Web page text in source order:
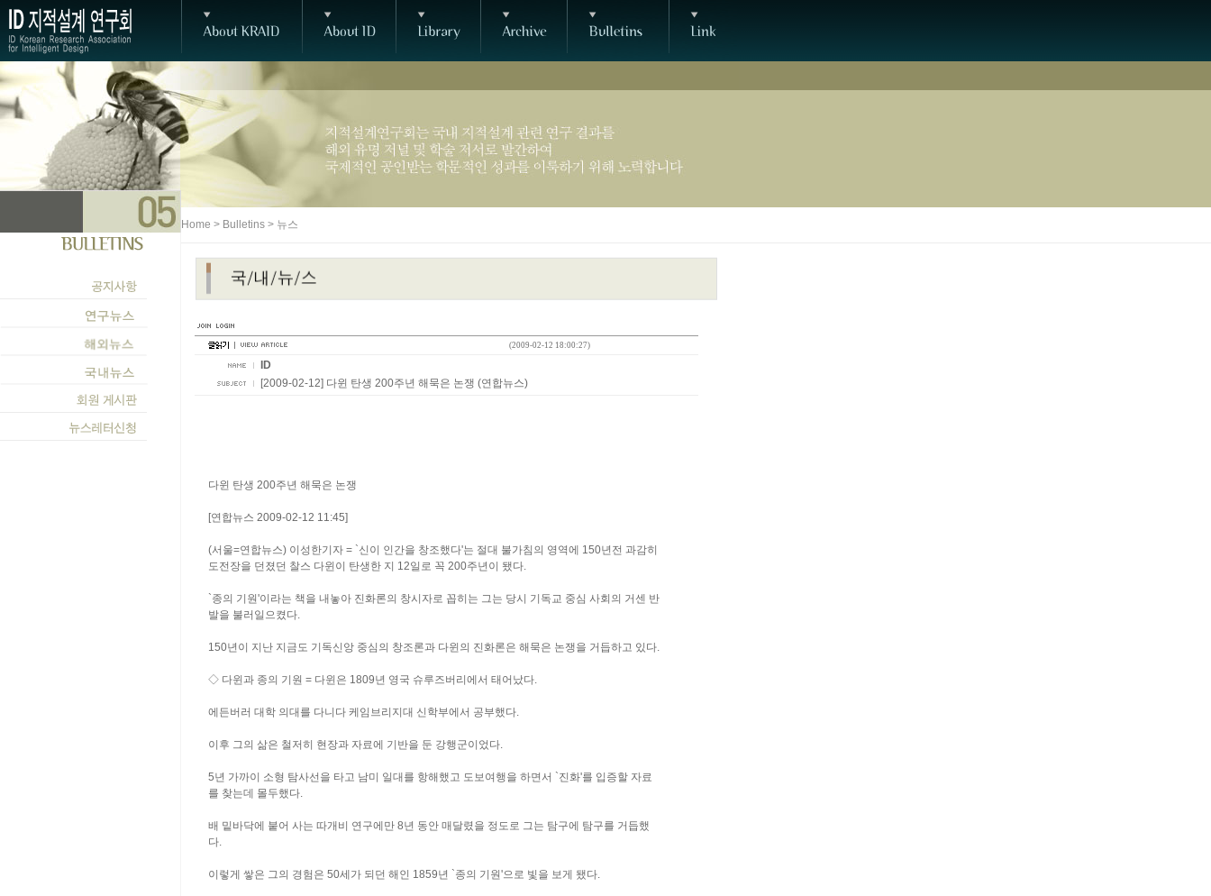
Home > Bulletins > 뉴스
(2009-02-12 18:00:27)
ID
[2009-02-12] 다윈 탄생 200주년 해묵은 논쟁 (연합뉴스)
다윈 탄생 200주년 해묵은 논쟁
[연합뉴스 2009-02-12 11:45]
(서울=연합뉴스) 이성한기자 = `신이 인간을 창조했다'는 절대 불가침의 영역에 150년전 과감히
도전장을 던졌던 찰스 다윈이 탄생한 지 12일로 꼭 200주년이 됐다.
`종의 기원'이라는 책을 내놓아 진화론의 창시자로 꼽히는 그는 당시 기독교 중심 사회의 거센 반
발을 불러일으켰다.
150년이 지난 지금도 기독신앙 중심의 창조론과 다윈의 진화론은 해묵은 논쟁을 거듭하고 있다.
◇ 다윈과 종의 기원 = 다윈은 1809년 영국 슈루즈버리에서 태어났다.
에든버러 대학 의대를 다니다 케임브리지대 신학부에서 공부했다.
이후 그의 삶은 철저히 현장과 자료에 기반을 둔 강행군이었다.
5년 가까이 소형 탐사선을 타고 남미 일대를 항해했고 도보여행을 하면서 `진화'를 입증할 자료
를 찾는데 몰두했다.
배 밑바닥에 붙어 사는 따개비 연구에만 8년 동안 매달렸을 정도로 그는 탐구에 탐구를 거듭했
다.
이렇게 쌓은 그의 경험은 50세가 되던 해인 1859년 `종의 기원'으로 빛을 보게 됐다.